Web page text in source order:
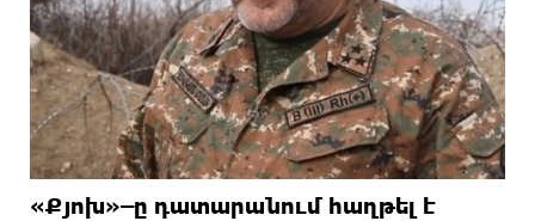
«Քյոխ»–ը դատարանում հաղթել է